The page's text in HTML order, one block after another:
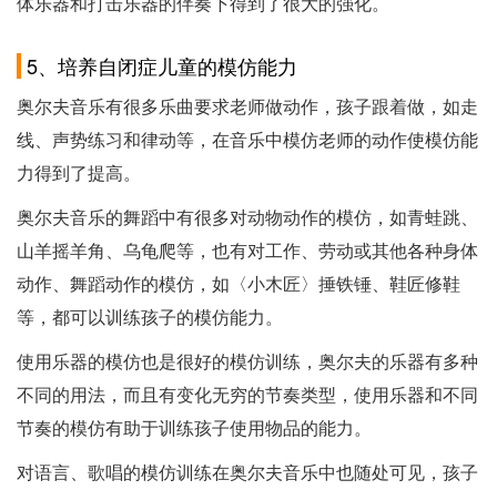
5、培养自闭症儿童的模仿能力
奥尔夫音乐有很多乐曲要求老师做动作，孩子跟着做，如走
线、声势练习和律动等，在音乐中模仿老师的动作使模仿能
力得到了提高。
奥尔夫音乐的舞蹈中有很多对动物动作的模仿，如青蛙跳、
山羊摇羊角、乌龟爬等，也有对工作、劳动或其他各种身体
动作、舞蹈动作的模仿，如〈小木匠〉捶铁锤、鞋匠修鞋
等，都可以训练孩子的模仿能力。
使用乐器的模仿也是很好的模仿训练，奥尔夫的乐器有多种
不同的用法，而且有变化无穷的节奏类型，使用乐器和不同
节奏的模仿有助于训练孩子使用物品的能力。
对语言、歌唱的模仿训练在奥尔夫音乐中也随处可见，孩子